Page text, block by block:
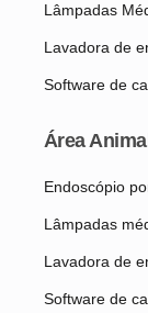
Lâmpadas
Lavadora de
Software de
Área Animal
Endoscópio
Lâmpadas
Lavadora de
Software de